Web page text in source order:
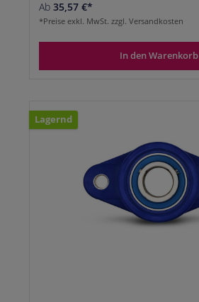
Ab 35,57 €*
*Preise exkl. MwSt. zzgl. Versandkosten
In den Warenkorb
Lagernd